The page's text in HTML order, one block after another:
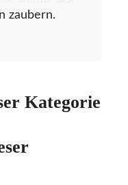
zaubern.
Kategorie